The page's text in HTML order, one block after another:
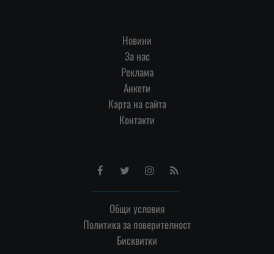
Новини
За нас
Реклама
Анкети
Карта на сайта
Контакти
FacebookTwitterInstagram
RSS
Общи условия
Политика за поверителност
Бисквитки